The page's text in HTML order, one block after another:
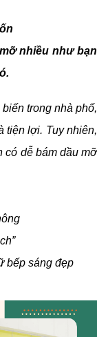
nhiều như bạn
trong nhà phố,
tiện lợi. Tuy nhiên,
có dễ bám dầu mỡ
bếp sáng đẹp